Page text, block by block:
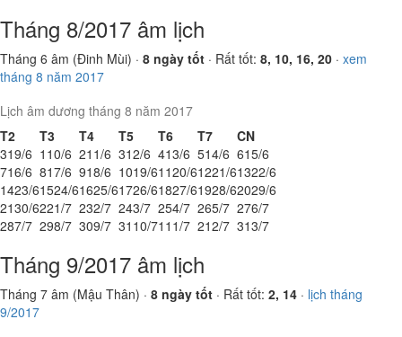
Tháng 8/2017 âm lịch
Tháng 6 âm (Đinh Mùi) · 8 ngày tốt · Rất tốt: 8, 10, 16, 20 · xem
tháng 8 năm 2017
Lịch âm dương tháng 8 năm 2017
T2
T3 T4 T5 T6 T7
CN
319/6 1 10/6 211/6 312/6 413/6 514/6 615/6
716/6 817/6 918/6 1019/61120/61221/61322/6
1423/61524/61625/61726/61827/61928/62029/6
2130/6221/7 232/7 243/7 254/7 265/7 276/7
287/7 298/7 309/7 31 10/71 11/7 212/7 313/7
Tháng 9/2017 âm lịch
Tháng 7 âm (Mậu Thân) · 8 ngày tốt · Rất tốt: 2, 14 · lịch tháng
9/2017